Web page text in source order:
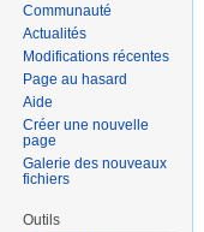
Communauté
Actualités
Modifications récentes
Page au hasard
Aide
Créer une nouvelle
page
Galerie des nouveaux
fichiers
Outils